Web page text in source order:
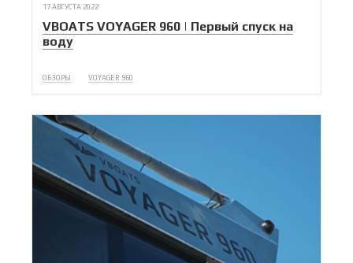
17 АВГУСТА 2022
VBOATS VOYAGER 960 | Первый спуск на
воду
ОБЗОРЫ VOYAGER 960